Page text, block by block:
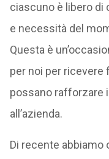
ciascuno è libero di
e necessità del
Questa è
per noi per
possano rafforzare
all’azienda.
Di recente abbiamo